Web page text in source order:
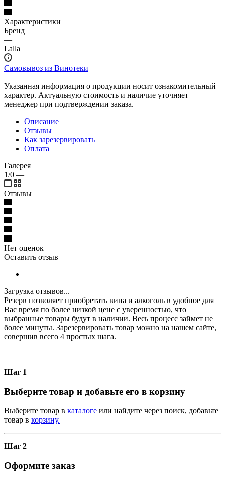
Характеристики
Бренд
—
Lalla
Самовывоз из Винотеки
Указанная информация о продукции носит ознакомительный
характер. Актуальную стоимость и наличие уточняет
менеджер при подтверждении заказа.
Описание
Отзывы
Как зарезервировать
Оплата
Галерея
1/0 —
Отзывы
Нет оценок
Оставить отзыв
Загрузка отзывов...
Резерв позволяет приобретать вина и алкоголь в удобное для
Вас время по более низкой цене с уверенностью, что
выбранные товары будут в наличии. Весь процесс займет не
более минуты. Зарезервировать товар можно на нашем сайте,
совершив всего 4 простых шага.
Шаг 1
Выберите товар и добавьте его в корзину
Выберите товар в каталоге или найдите через поиск, добавьте
товар в корзину.
Шаг 2
Оформите заказ